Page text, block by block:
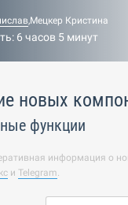
,Мецкер Кристина
6 часов 5 минут
новых
функции
информация о
и Telegram.